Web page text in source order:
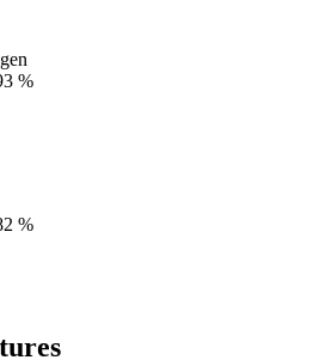
%
%